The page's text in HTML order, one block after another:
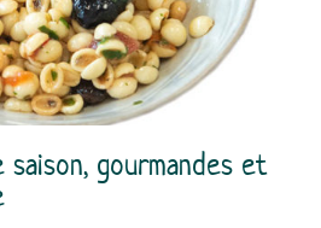
saison, gourmandes et